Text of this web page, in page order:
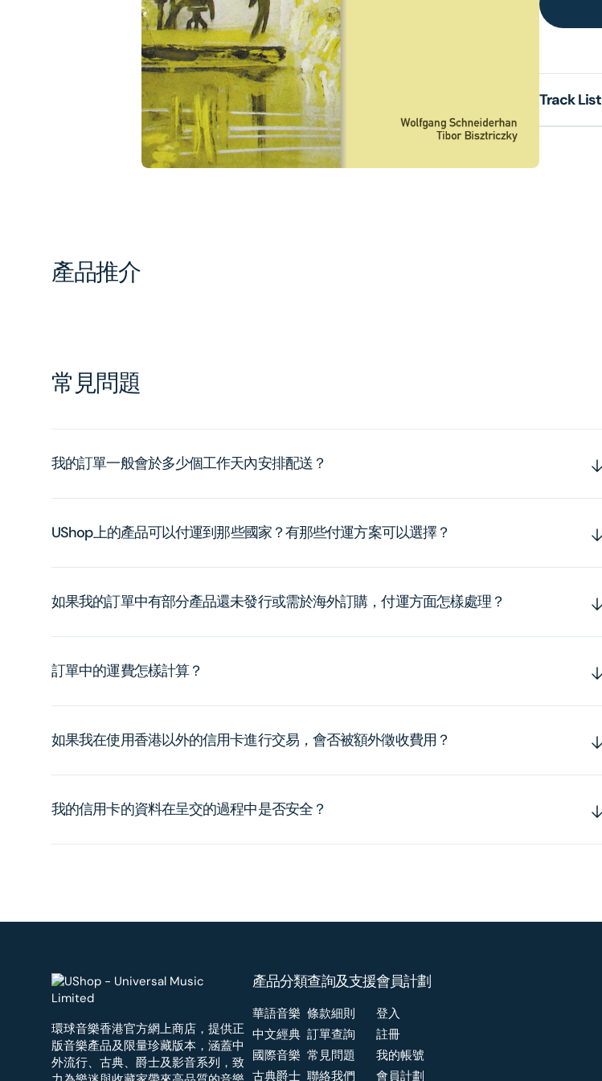
Track List
1
in
gallery
view
產品推介
常見問題
我的訂單一般會於多少個工作天內安排配送？
UShop上的產品可以付運到那些國家？有那些付運方案可以選擇？
如果我的訂單中有部分產品還未發行或需於海外訂購，付運方面怎樣處理？
訂單中的運費怎樣計算？
如果我在使用香港以外的信用卡進行交易，會否被額外徵收費用？
我的信用卡的資料在呈交的過程中是否安全？
環球音樂香港官方網上商店，提供正
版音樂產品及限量珍藏版本，涵蓋中
外流行、古典、爵士及影音系列，致
產品分類
華語音樂
中文經典
國際音樂
古典爵士
查詢及支援
條款細則
訂單查詢
常見問題
聯絡我們
會員計劃
登入
註冊
我的帳號
會員計劃